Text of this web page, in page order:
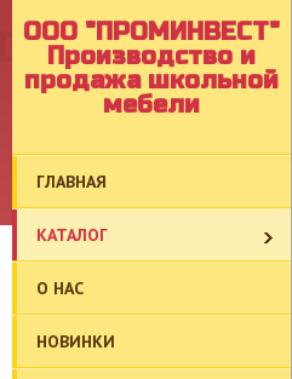
OOO "ПРОМИНВЕСТ"
Производство и
продажа школьной
мебели
ГЛАВНАЯ
КАТАЛОГ
О НАС
НОВИНКИ